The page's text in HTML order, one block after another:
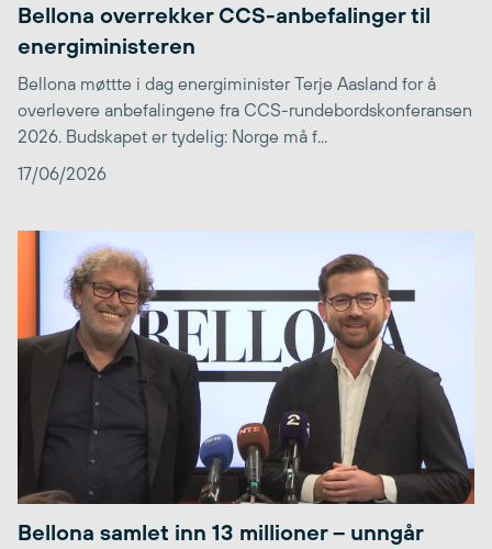
Bellona overrekker CCS-anbefalinger til
energiministeren
Bellona møttte i dag energiminister Terje Aasland for å
overlevere anbefalingene fra CCS-rundebordskonferansen
2026. Budskapet er tydelig: Norge må f...
17/06/2026
Bellona samlet inn 13 millioner – unngår